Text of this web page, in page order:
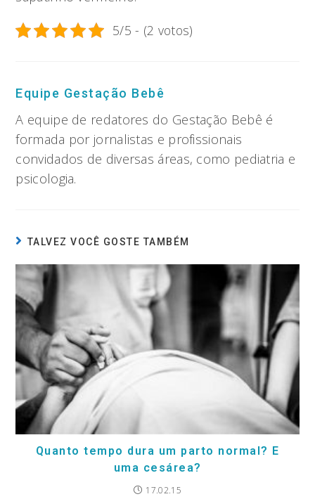
5/5 - (2 votos)
Equipe Gestação Bebê
A equipe de redatores do Gestação Bebê é
formada por jornalistas e profissionais
convidados de diversas áreas, como pediatria e
psicologia.
TALVEZ VOCÊ GOSTE TAMBÉM
Quanto tempo dura um parto normal? E
uma cesárea?
17.02.15